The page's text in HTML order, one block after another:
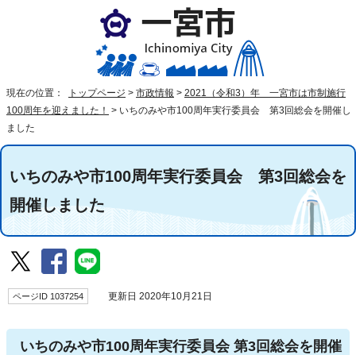
現在の位置： トップページ > 市政情報 > 2021（令和3）年 一宮市は市制施行
100周年を迎えました！ > いちのみや市100周年実行委員会 第3回総会を開催し
ました
いちのみや市100周年実行委員会 第3回総会を
開催しました
ページID 1037254 更新日 2020年10月21日
いちのみや市100周年実行委員会 第3回総会を開催